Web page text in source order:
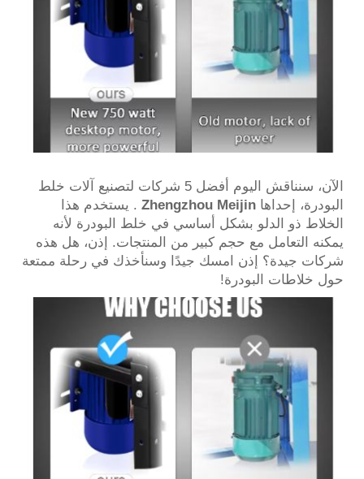
الآن، سنناقش اليوم أفضل 5 شركات لتصنيع آلات خلط
البودرة، إحداها Zhengzhou Meijin . يستخدم هذا
الخلاط ذو الدلو بشكل أساسي في خلط البودرة لأنه
يمكنه التعامل مع حجم كبير من المنتجات. إذن، هل هذه
شركات جيدة؟ إذن امسك جيدًا وسنأخذك في رحلة ممتعة
حول خلاطات البودرة!